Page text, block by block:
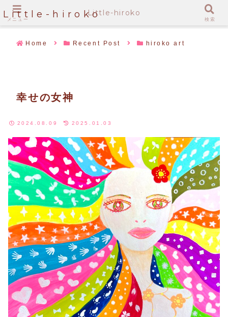
Little-hiroko
Home Recent Post hiroko art
幸せの女神
2024.08.09 2025.01.03
メニュー
Little-hiroko
検索